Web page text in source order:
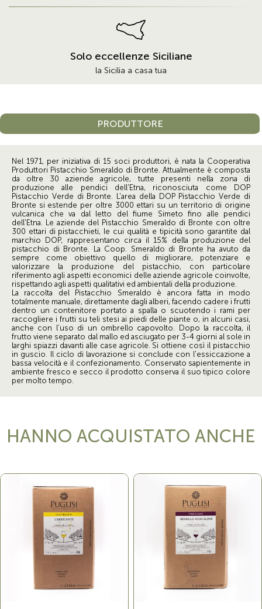
Solo eccellenze Siciliane
la Sicilia a casa tua
PRODUTTORE
Nel 1971, per iniziativa di 15 soci produttori, è nata la Cooperativa
Produttori Pistacchio Smeraldo di Bronte. Attualmente è composta
da oltre 30 aziende agricole, tutte presenti nella zona di
produzione alle pendici dell'Etna, riconosciuta come DOP
Pistacchio Verde di Bronte. L'area della DOP Pistacchio Verde di
Bronte si estende per oltre 3000 ettari su un territorio di origine
vulcanica che va dal letto del fiume Simeto fino alle pendici
dell'Etna. Le aziende del Pistacchio Smeraldo di Bronte con oltre
300 ettari di pistacchieti, le cui qualità e tipicità sono garantite dal
marchio DOP, rappresentano circa il 15% della produzione del
pistacchio di Bronte. La Coop. Smeraldo di Bronte ha avuto da
sempre come obiettivo quello di migliorare, potenziare e
valorizzare la produzione del pistacchio, con particolare
riferimento agli aspetti economici delle aziende agricole coinvolte,
rispettando agli aspetti qualitativi ed ambientali della produzione.
La raccolta del Pistacchio Smeraldo è ancora fatta in modo
totalmente manuale, direttamente dagli alberi, facendo cadere i frutti
dentro un contenitore portato a spalla o scuotendo i rami per
raccogliere i frutti su teli stesi ai piedi delle piante o, in alcuni casi,
anche con l’uso di un ombrello capovolto. Dopo la raccolta, il
frutto viene separato dal mallo ed asciugato per 3-4 giorni al sole in
larghi spiazzi davanti alle case agricole. Si ottiene così il pistacchio
in guscio. Il ciclo di lavorazione si conclude con l'essiccazione a
bassa velocità e il confezionamento. Conservato sapientemente in
ambiente fresco e secco il prodotto conserva il suo tipico colore
per molto tempo.
HANNO ACQUISTATO ANCHE